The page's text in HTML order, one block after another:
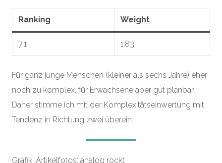
Ranking Weight
7.1 1.83
Für ganz junge Menschen (kleiner als sechs Jahre) eher
noch zu komplex, für Erwachsene aber gut planbar.
Daher stimme ich mit der Komplexitätseinwertung mit
Tendenz in Richtung zwei überein.
Grafik, Artikelfotos: analog rockt